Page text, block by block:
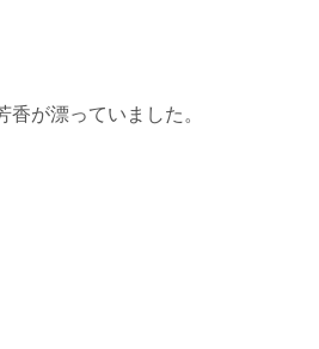
が漂っていました。